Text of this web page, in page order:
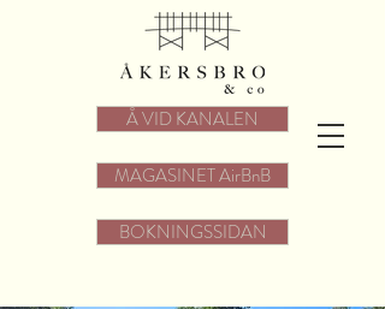
Å VID KANALEN
MAGASINET AirBnB
BOKNINGSSIDAN